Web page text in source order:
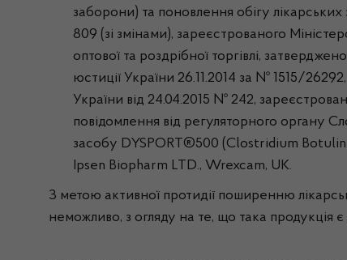
заборони) та поновлення обігу лікарських
809 (зі змінами), зареєстрованого
оптової та роздрібної торгівлі,
юстиції України 26.11.2014 за № 1515/
України від 24.04.2015 № 242,
повідомлення від регуляторного органу
засобу DYSPORT®500 (Clostridium
Ipsen Biopharm LTD., Wrexcam, UK.
З метою активної протидії поширенню
неможливо, з огляду на те, що така